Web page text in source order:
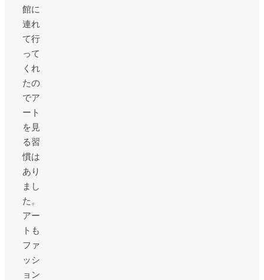
館に
連れ
て行
って
くれ
たの
でア
ート
を見
る習
慣は
あり
まし
た。
アー
トも
ファ
ッシ
ョン